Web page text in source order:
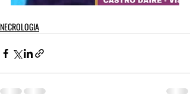
NECROLOGIA